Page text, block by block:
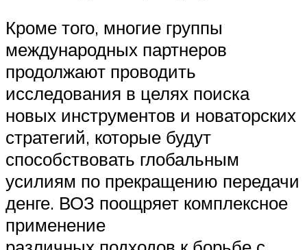
Кроме того, многие группы
международных партнеров
продолжают проводить
исследования в целях поиска
новых инструментов и новаторских
стратегий, которые будут
способствовать глобальным
усилиям по прекращению передачи
денге. ВОЗ поощряет комплексное
применение